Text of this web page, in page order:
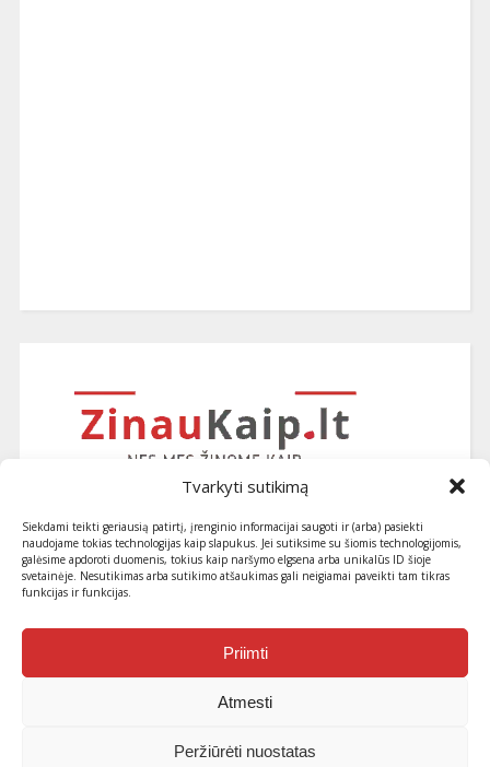
Tvarkyti sutikimą
Siekdami teikti geriausią patirtį, įrenginio informacijai saugoti ir (arba) pasiekti
naudojame tokias technologijas kaip slapukus. Jei sutiksime su šiomis technologijomis,
galėsime apdoroti duomenis, tokius kaip naršymo elgsena arba unikalūs ID šioje
svetainėje. Nesutikimas arba sutikimo atšaukimas gali neigiamai paveikti tam tikras
funkcijas ir funkcijas.
Priimti
Atmesti
Peržiūrėti nuostatas
Užsiprenumeruokite naujausius
straipsnius ir patarimus